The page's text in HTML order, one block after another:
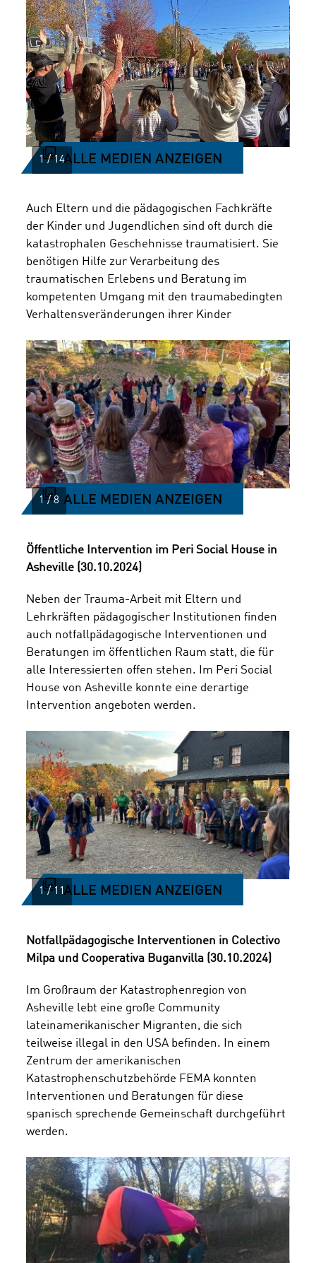
ALLE MEDIEN ANZEIGEN
Auch Eltern und die pädagogischen Fachkräfte
der Kinder und Jugendlichen sind oft durch die
katastrophalen Geschehnisse traumatisiert. Sie
benötigen Hilfe zur Verarbeitung des
traumatischen Erlebens und Beratung im
kompetenten Umgang mit den traumabedingten
Verhaltensveränderungen ihrer Kinder
ALLE MEDIEN ANZEIGEN
Öffentliche Intervention im Peri Social House in
Asheville (30.10.2024)
Neben der Trauma-Arbeit mit Eltern und
Lehrkräften pädagogischer Institutionen finden
auch notfallpädagogische Interventionen und
Beratungen im öffentlichen Raum statt, die für
alle Interessierten offen stehen. Im Peri Social
House von Asheville konnte eine derartige
Intervention angeboten werden.
ALLE MEDIEN ANZEIGEN
Notfallpädagogische Interventionen in Colectivo
Milpa und Cooperativa Buganvilla (30.10.2024)
Im Großraum der Katastrophenregion von
Asheville lebt eine große Community
lateinamerikanischer Migranten, die sich
teilweise illegal in den USA befinden. In einem
Zentrum der amerikanischen
Katastrophenschutzbehörde FEMA konnten
Interventionen und Beratungen für diese
spanisch sprechende Gemeinschaft durchgeführt
werden.